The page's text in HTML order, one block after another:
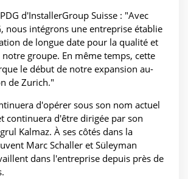
d'InstallerGroup Suisse : "Avec
nous intégrons une entreprise établie
de longue date pour la qualité et
groupe. En même temps, cette
le début de notre expansion au-
de Zurich."
d'opérer sous son nom actuel
continuera d'être dirigée par son
Kalmaz. À ses côtés dans la
Marc Schaller et Süleyman
dans l'entreprise depuis près de